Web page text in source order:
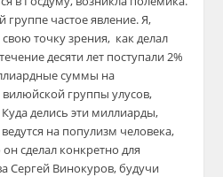
частое явление. Я,
свою точку зрения, как делал
десяти лет поступали 2%
суммы на
вилюйской группы улусов,
делись эти миллиарды,
на популизм человека,
сделал конкретно для
Сергей Винокуров, будучи